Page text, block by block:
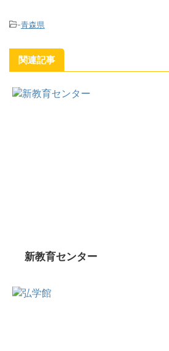
-青森県
関連記事
新教育センター